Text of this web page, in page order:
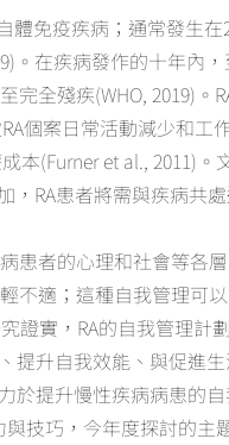
體免疫疾病；通常發生
。在疾病發作的十年內
全殘疾(WHO, 2019)。
個案日常活動減少和工
本(Furner et al., 2011)
，RA患者將需與疾病共
患者的心理和社會等各
不適；這種自我管理可
證實，RA的自我管理計
提升自我效能、與促進
於提升慢性疾病病患的
技巧，今年度探討的主